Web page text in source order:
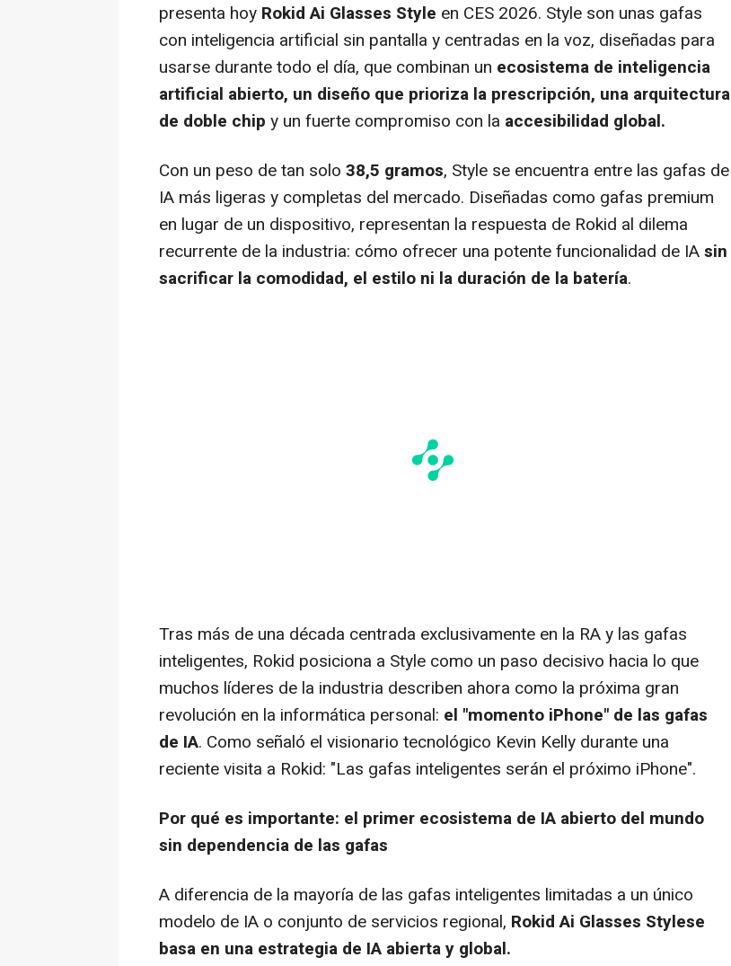
presenta hoy Rokid Ai Glasses Style en CES 2026. Style son unas gafas
con inteligencia artificial sin pantalla y centradas en la voz, diseñadas para
usarse durante todo el día, que combinan un ecosistema de inteligencia
artificial abierto, un diseño que prioriza la prescripción, una arquitectura
de doble chip y un fuerte compromiso con la accesibilidad global.
Con un peso de tan solo 38,5 gramos, Style se encuentra entre las gafas de
IA más ligeras y completas del mercado. Diseñadas como gafas premium
en lugar de un dispositivo, representan la respuesta de Rokid al dilema
recurrente de la industria: cómo ofrecer una potente funcionalidad de IAsin
sacrificar la comodidad, el estilo ni la duración de la batería.
Tras más de una década centrada exclusivamente en la RA y las gafas
inteligentes, Rokid posiciona a Style como un paso decisivo hacia lo que
muchos líderes de la industria describen ahora como la próxima gran
revolución en la informática personal: el "momento iPhone" de las gafas
de IA. Como señaló el visionario tecnológico Kevin Kelly durante una
reciente visita a Rokid: "Las gafas inteligentes serán el próximo iPhone".
Por qué es importante: el primer ecosistema de IA abierto del mundo
sin dependencia de las gafas
A diferencia de la mayoría de las gafas inteligentes limitadas a un único
modelo de IA o conjunto de servicios regional, Rokid Ai Glasses Stylese
basa en una estrategia de IA abierta y global.